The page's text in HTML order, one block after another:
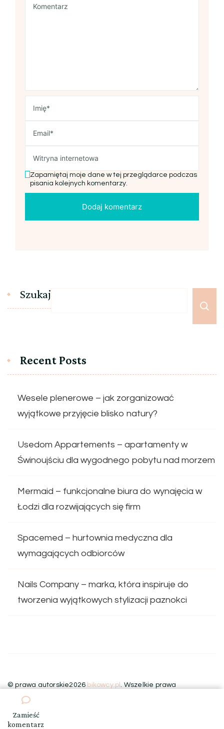
Zamieść
komentarz
Zapamiętaj moje dane w tej przeglądarce podczas
pisania kolejnych komentarzy.
Szukaj
Recent Posts
Wesele plenerowe – jak zorganizować
wyjątkowe przyjęcie blisko natury?
Usedom Appartements – apartamenty w
Świnoujściu dla wygodnego pobytu nad morzem
Mermaid – funkcjonalne biura do wynajęcia w
Łodzi dla rozwijających się firm
Spacemed – hurtownia medyczna dla
wymagających odbiorców
Nails Company – marka, która inspiruje do
tworzenia wyjątkowych stylizacji paznokci
© prawa autorskie2026 bikowcy.pl
. Wszelkie prawa
zastrzeżone.
Themes .Wspierany przez